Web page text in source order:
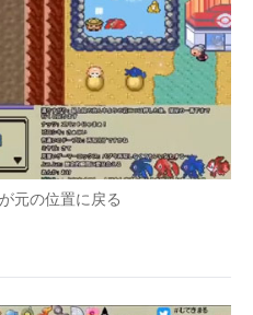
元の位置に戻る